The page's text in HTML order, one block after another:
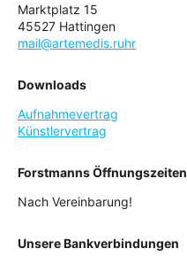
Marktplatz 15
45527 Hattingen
mail@artemedis.ruhr
Downloads
Aufnahmevertrag
Künstlervertrag
Forstmanns Öffnungszeiten
Nach Vereinbarung!
Unsere Bankverbindungen